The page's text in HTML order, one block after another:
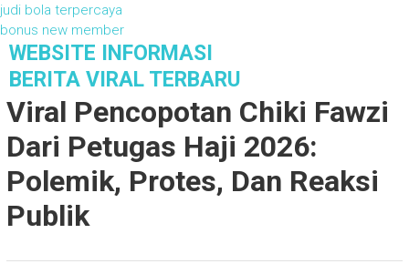
judi bola terpercaya
bonus new member
p
WEBSITE INFORMASI
BERITA VIRAL TERBARU
Viral Pencopotan Chiki Fawzi
Dari Petugas Haji 2026:
Polemik, Protes, Dan Reaksi
Publik